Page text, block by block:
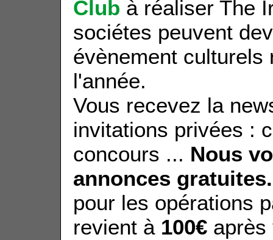
Club à réaliser The
sociétes peuvent
évènement culturels
l'année.
Vous recevez la
invitations privées :
concours ... Nous
annonces
pour les opérations
revient à 100€ après